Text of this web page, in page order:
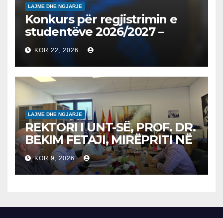
LAJME DHE NGJARJE
Konkurs për regjistrimin e
studentëve 2026/2027 –
Конкурс за запишување на
студенти за 2026/2027
KOR 22, 2026
LAJME DHE NGJARJE
REKTORI I UNT-SË, PROF. DR.
BEKIM FETAJI, MIRËPRITI NË
TAKIM ZYRTAR DREJTORIN E
SH.A MEPSO, DR. BURIM
LATIFIN
KOR 9, 2026